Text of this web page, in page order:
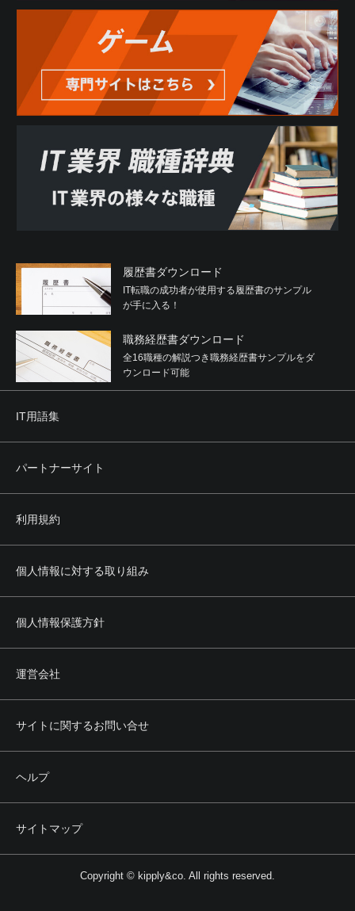
履歴書ダウンロード
IT転職の成功者が使用する履歴書のサンプル
が手に入る！
職務経歴書ダウンロード
全16職種の解説つき職務経歴書サンプルをダ
ウンロード可能
IT用語集
パートナーサイト
利用規約
個人情報に対する取り組み
個人情報保護方針
運営会社
サイトに関するお問い合せ
ヘルプ
サイトマップ
Copyright © kipply&co. All rights reserved.